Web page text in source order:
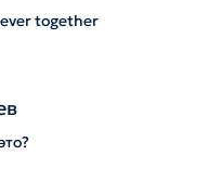
together